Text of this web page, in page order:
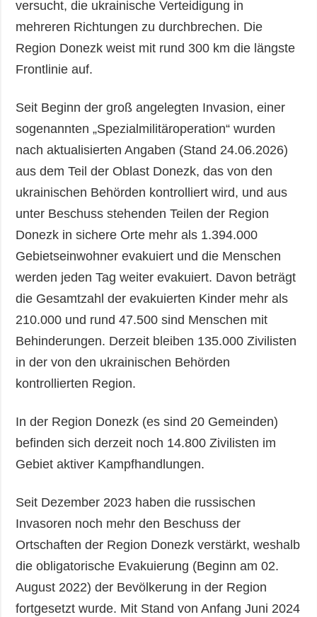
versucht, die ukrainische Verteidigung in
mehreren Richtungen zu durchbrechen. Die
Region Donezk weist mit rund 300 km die längste
Frontlinie auf.
Seit Beginn der groß angelegten Invasion, einer
sogenannten „Spezialmilitäroperation“ wurden
nach aktualisierten Angaben (Stand 24.06.2026)
aus dem Teil der Oblast Donezk, das von den
ukrainischen Behörden kontrolliert wird, und aus
unter Beschuss stehenden Teilen der Region
Donezk in sichere Orte mehr als 1.394.000
Gebietseinwohner evakuiert und die Menschen
werden jeden Tag weiter evakuiert. Davon beträgt
die Gesamtzahl der evakuierten Kinder mehr als
210.000 und rund 47.500 sind Menschen mit
Behinderungen. Derzeit bleiben 135.000 Zivilisten
in der von den ukrainischen Behörden
kontrollierten Region.
In der Region Donezk (es sind 20 Gemeinden)
befinden sich derzeit noch 14.800 Zivilisten im
Gebiet aktiver Kampfhandlungen.
Seit Dezember 2023 haben die russischen
Invasoren noch mehr den Beschuss der
Ortschaften der Region Donezk verstärkt, weshalb
die obligatorische Evakuierung (Beginn am 02.
August 2022) der Bevölkerung in der Region
fortgesetzt wurde. Mit Stand von Anfang Juni 2024